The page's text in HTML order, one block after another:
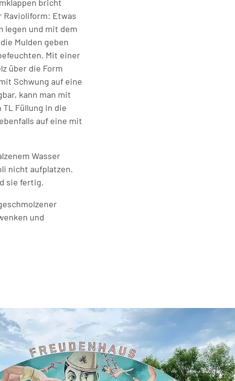
bricht
Etwas
legen und mit dem
Mulden geben
Mit einer
über die Form
Schwung auf eine
kann man mit
TL Füllung in die
auf eine mit
Wasser
nicht aufplatzen.
sie fertig.
und